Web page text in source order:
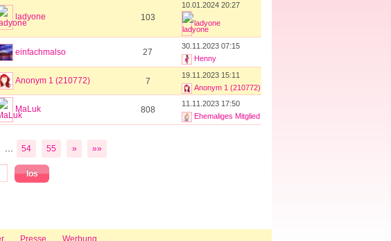
ladyone 103
10.01.2024 20:27
ladyone
einfachmalso 27
30.11.2023 07:15
Henny
Anonym 1 (210772) 7
19.11.2023 15:11
Anonym 1 (210772)
MaLuk 808
11.11.2023 17:50
Ehemaliges Mitglied
54 55 » »»
Presse Werbung